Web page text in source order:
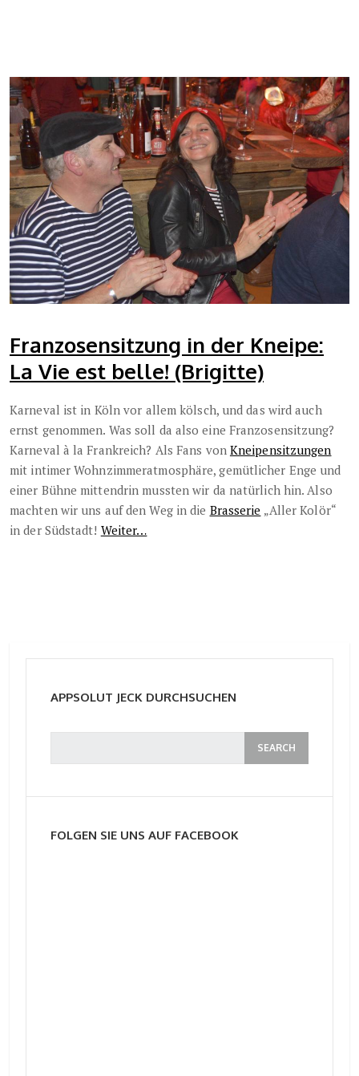
Franzosensitzung in der Kneipe:
La Vie est belle! (Brigitte)
Karneval ist in Köln vor allem kölsch, und das wird auch
ernst genommen. Was soll da also eine Franzosensitzung?
Karneval à la Frankreich? Als Fans von Kneipensitzungen
mit intimer Wohnzimmeratmosphäre, gemütlicher Enge und
einer Bühne mittendrin mussten wir da natürlich hin. Also
machten wir uns auf den Weg in die Brasserie „Aller Kolör“
in der Südstadt! Weiter…
APPSOLUT JECK DURCHSUCHEN
FOLGEN SIE UNS AUF FACEBOOK